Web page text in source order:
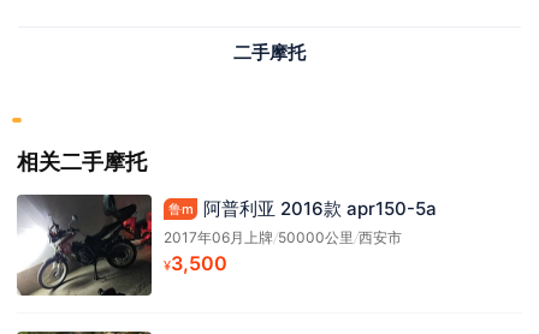
二手摩托
相关二手摩托
鲁m 阿普利亚 2016款 apr150-5a
2017年06月上牌/50000公里 /西安市
¥3,500